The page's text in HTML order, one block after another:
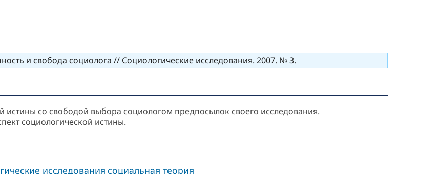
и свобода социолога // Социологические исследования. 2007. № 3.
истины со свободой выбора социологом предпосылок своего исследования.
социологической истины.
исследования социальная теория